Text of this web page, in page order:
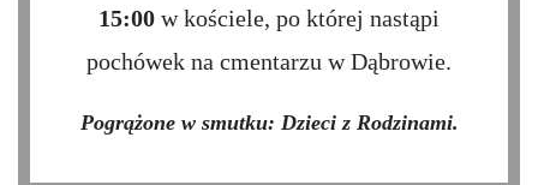
15:00 w kościele, po której nastąpi
pochówek na cmentarzu w Dąbrowie.
Pogrążone w smutku: Dzieci z Rodzinami.